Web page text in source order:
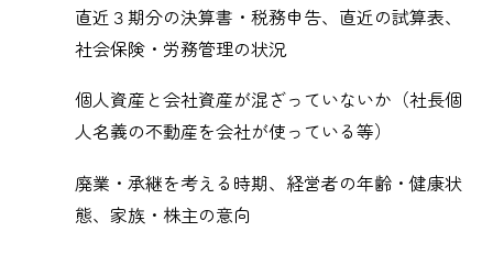
直近３期分の決算書・税務申告、直近の試算表、
社会保険・労務管理の状況
個人資産と会社資産が混ざっていないか（社長個
人名義の不動産を会社が使っている等）
廃業・承継を考える時期、経営者の年齢・健康状
態、家族・株主の意向